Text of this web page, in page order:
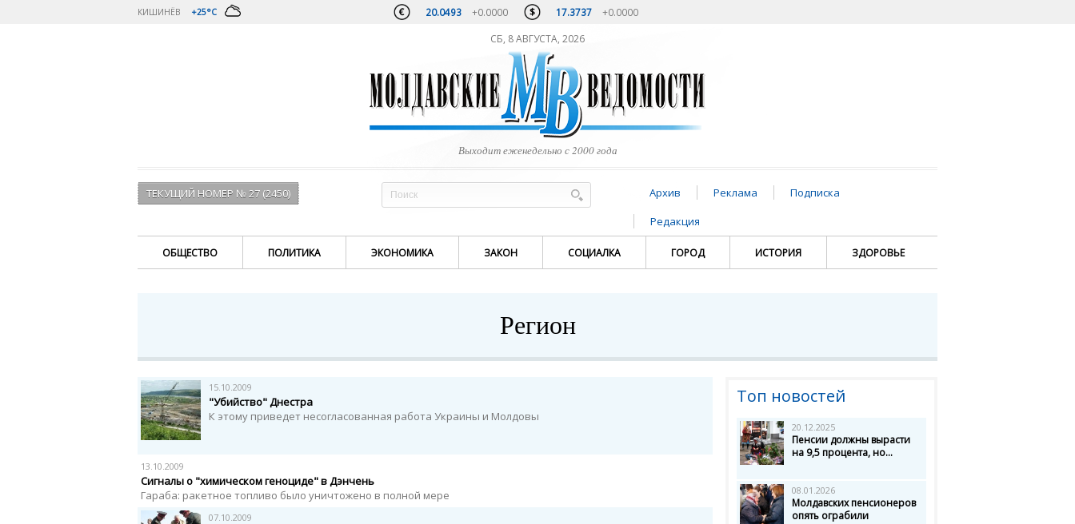
КИШИНЁВ +25°C 20.0493 +0.0000 17.3737 +0.0000
СБ, 8 АВГУСТА, 2026
Выходит еженедельно с 2000 года
ТЕКУЩИЙ НОМЕР № 27 (2450) Архив Реклама
Подписка
Редакция
ОБЩЕСТВО ПОЛИТИКА ЭКОНОМИКА ЗАКОН СОЦИАЛКА ГОРОД ИСТОРИЯ ЗДОРОВЬЕ
Регион
15.10.2009
"Убийство" Днестра
К этому приведет несогласованная работа Украины и Молдовы
13.10.2009
Сигналы о "химическом геноциде" в Дэнчень
Гараба: ракетное топливо было уничтожено в полной мере
07.10.2009
Топ новостей
20.12.2025
Пенсии должны вырасти
на 9,5 процента, но...
08.01.2026
Молдавских пенсионеров
опять ограбили